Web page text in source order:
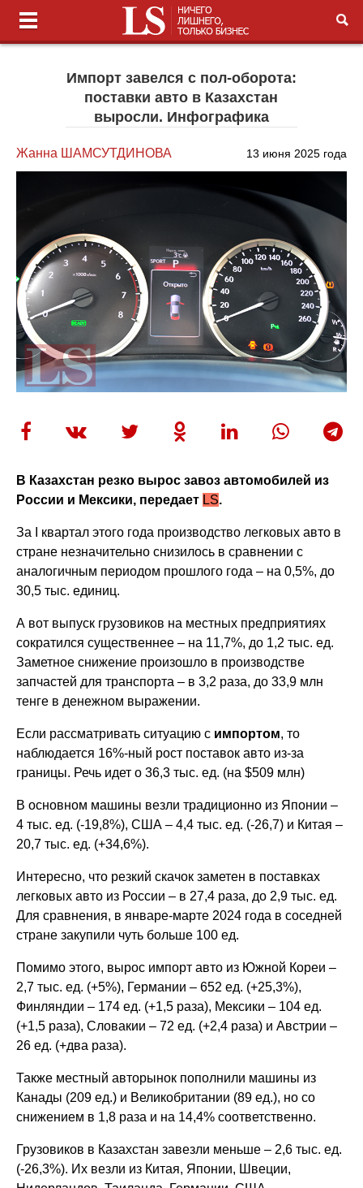
Импорт завелся с пол-оборота:
поставки авто в Казахстан
выросли. Инфографика
Жанна ШАМСУТДИНОВА 13 июня 2025 года
В Казахстан резко вырос завоз автомобилей из
России и Мексики, передает LS.
За I квартал этого года производство легковых авто в
стране незначительно снизилось в сравнении с
аналогичным периодом прошлого года – на 0,5%, до
30,5 тыс. единиц.
А вот выпуск грузовиков на местных предприятиях
сократился существеннее – на 11,7%, до 1,2 тыс. ед.
Заметное снижение произошло в производстве
запчастей для транспорта – в 3,2 раза, до 33,9 млн
тенге в денежном выражении.
Если рассматривать ситуацию с импортом, то
наблюдается 16%-ный рост поставок авто из-за
границы. Речь идет о 36,3 тыс. ед. (на $509 млн)
В основном машины везли традиционно из Японии –
4 тыс. ед. (-19,8%), США – 4,4 тыс. ед. (-26,7) и Китая –
20,7 тыс. ед. (+34,6%).
Интересно, что резкий скачок заметен в поставках
легковых авто из России – в 27,4 раза, до 2,9 тыс. ед.
Для сравнения, в январе-марте 2024 года в соседней
стране закупили чуть больше 100 ед.
Помимо этого, вырос импорт авто из Южной Кореи –
2,7 тыс. ед. (+5%), Германии – 652 ед. (+25,3%),
Финляндии – 174 ед. (+1,5 раза), Мексики – 104 ед.
(+1,5 раза), Словакии – 72 ед. (+2,4 раза) и Австрии –
26 ед. (+два раза).
Также местный авторынок пополнили машины из
Канады (209 ед.) и Великобритании (89 ед.), но со
снижением в 1,8 раза и на 14,4% соответственно.
Грузовиков в Казахстан завезли меньше – 2,6 тыс. ед.
(-26,3%). Их везли из Китая, Японии, Швеции,